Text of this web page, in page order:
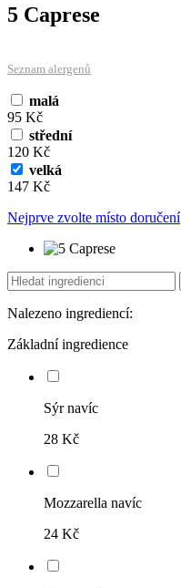
5 Caprese
Seznam alergenů
malá
95 Kč
střední
120 Kč
velká
147 Kč
Nejprve zvolte místo doručení
Nalezeno ingrediencí:
Základní ingredience
Sýr navíc
28 Kč
Mozzarella navíc
24 Kč